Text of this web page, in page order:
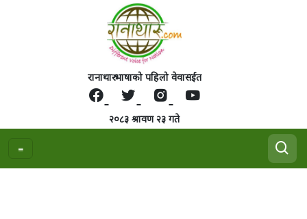
रानाथारु भाषाको पहिलो वेवासईत
२०८३ श्रावण २३ गते